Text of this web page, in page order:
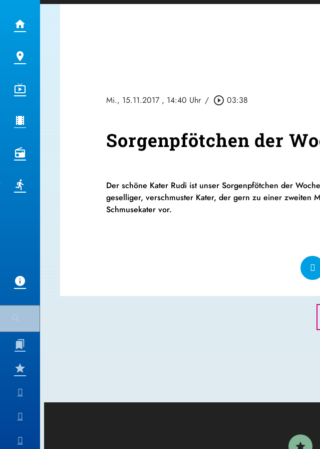
Mi., 15.11.2017 , 14:40 Uhr / play_circle_outline 03:38
Sorgenpfötchen der
Der schöne Kater Rudi ist unser Sorgenpfötchen der
geselliger, verschmuster Kater, der gern zu einer zweiten
Schmusekater vor.